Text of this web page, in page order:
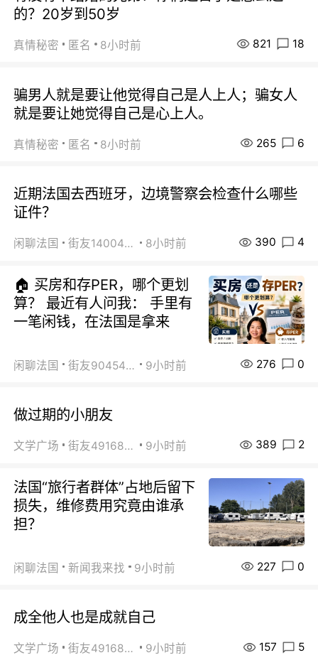
的？20岁到50岁
真情秘密 匿名 8小时前 821 18
骗男人就是要让他觉得自己是人上人；骗女人
就是要让她觉得自己是心上人。
真情秘密 匿名 8小时前 265 6
近期法国去西班牙，边境警察会检查什么哪些
证件？
闲聊法国 街友14004820 8小时前 390 4
🏠 买房和存PER，哪个更划
算？ 最近有人问我： 手里有
一笔闲钱，在法国是拿来
闲聊法国 街友90454511 9小时前 276 0
做过期的小朋友
文学广场 街友49168527 9小时前 389 2
法国“旅行者群体”占地后留下
损失，维修费用究竟由谁承
担？
闲聊法国 新闻我来找 9小时前 227 0
成全他人也是成就自己
文学广场 街友49168527 9小时前 157 5